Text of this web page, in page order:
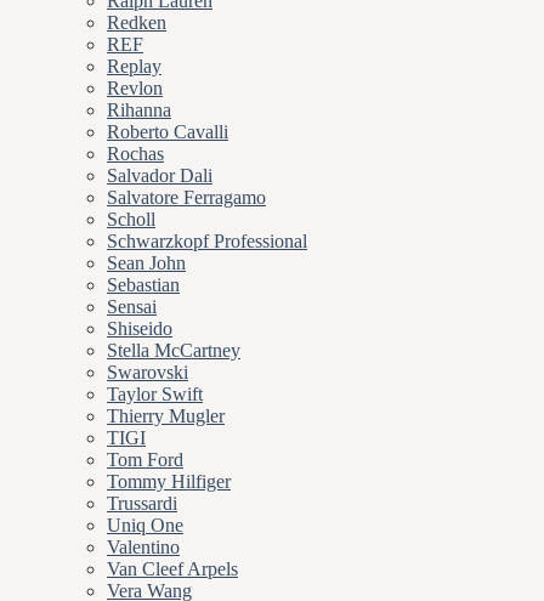
Redken
REF
Replay
Revlon
Rihanna
Roberto Cavalli
Rochas
Salvador Dali
Salvatore Ferragamo
Scholl
Schwarzkopf Professional
Sean John
Sebastian
Sensai
Shiseido
Stella McCartney
Swarovski
Taylor Swift
Thierry Mugler
TIGI
Tom Ford
Tommy Hilfiger
Trussardi
Uniq One
Valentino
Van Cleef Arpels
Vera Wang